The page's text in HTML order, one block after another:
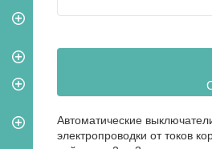
Автоматические
электропроводки от токов